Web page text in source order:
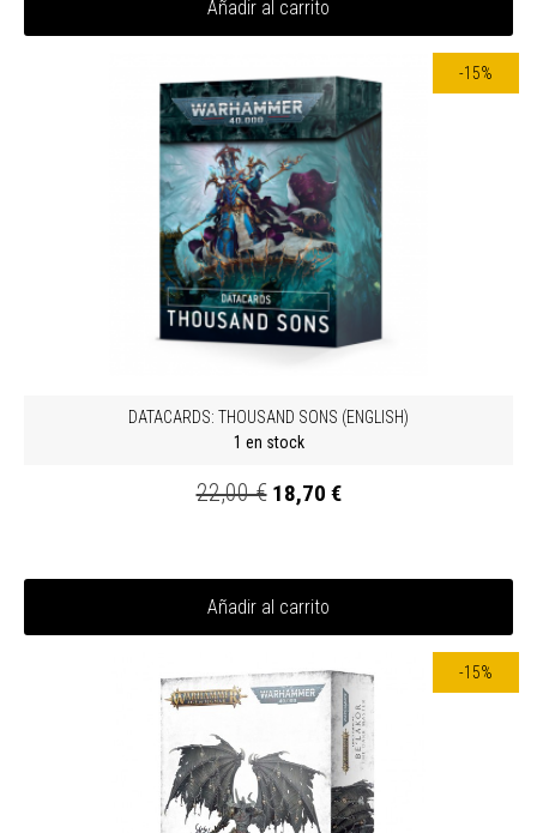
Añadir al carrito
-15%
DATACARDS: THOUSAND SONS (ENGLISH)
1 en stock
22,00 € 18,70 €
Añadir al carrito
-15%